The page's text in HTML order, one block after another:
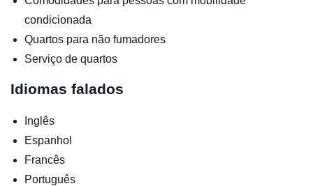
condicionada
Quartos para não fumadores
Serviço de quartos
Idiomas falados
Inglês
Espanhol
Francês
Português